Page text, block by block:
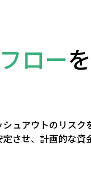
ローを
ュアウトのリスク
させ、計画的な資